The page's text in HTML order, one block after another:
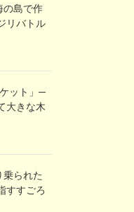
の島で作
リバトル
ット」─
大きな木
乗られた
すすごろ